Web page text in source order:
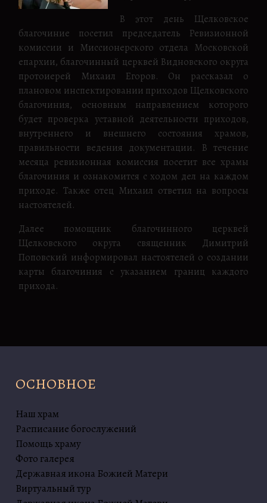
В этот день Щелковское
благочиние посетил председатель Ревизионной
комиссии и Миссионерского отдела Московской
епархии, благочинный церквей Видновского округа
протоиерей Михаил Егоров. Он рассказал о
плановом инспектировании приходов Щелковского
благочиния, основным направлением которого
будет проверка уставной деятельности приходов,
внутреннего и внешнего состояния храмов,
правильности ведения документации. В течение
месяца ревизионная комиссия посетит все храмы
благочиния и ознакомится с ходом дел на каждом
приходе. Также отец Михаил ответил на вопросы
настоятелей.
Далее помощник благочинного церквей
Щелковского округа священник Димитрий
Поповский информировал настоятелей о создании
карты благочиния с указанием границ каждого
прихода.
ОСНОВНОЕ
Наш храм
Расписание богослужений
Помощь храму
Фото галерея
Державная икона Божией Матери
Виртуальный тур